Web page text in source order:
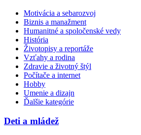
Motivácia a sebarozvoj
Biznis a manažment
Humanitné a spoločenské vedy
História
Životopisy a reportáže
Vzťahy a rodina
Zdravie a životný štýl
Počítače a internet
Hobby
Umenie a dizajn
Ďalšie kategórie
Deti a mládež